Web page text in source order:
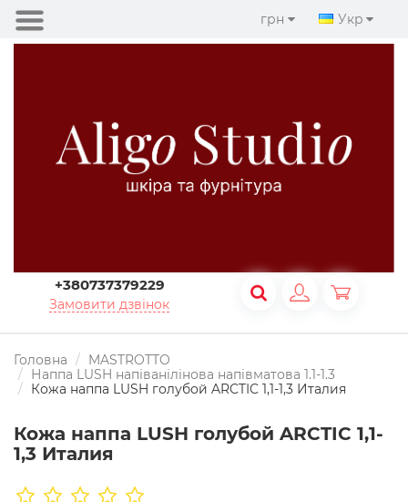
грн Укр
+380737379229
Замовити дзвінок
Головна
MASTROTTO
Наппа LUSH напіванілінова напівматова 1.1-1.3
Кожа наппа LUSH голубой ARCTIC 1,1-1,3 Италия
Кожа наппа LUSH голубой ARCTIC 1,1-
1,3 Италия